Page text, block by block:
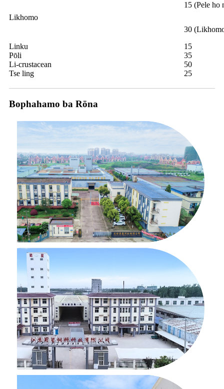
Likhomo
15 (Pele ho
30
Linku
15
Pōli
35
Li-crustacean
50
Tse ling
25
Bophahamo ba Rōna